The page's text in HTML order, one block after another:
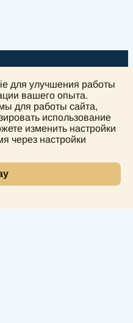
+
для улучшения работы
вашего опыта.
для работы сайта,
использование
изменить настройки
через настройки